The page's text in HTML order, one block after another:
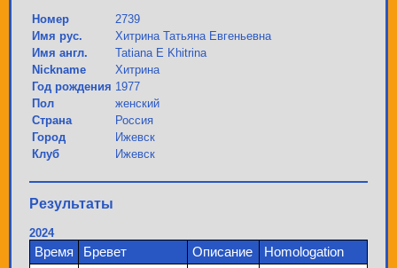
Номер
2739
Имя рус.
Хитрина Татьяна Евгеньевна
Имя англ.
Tatiana E Khitrina
Nickname
Хитрина
Год рождения 1977
Пол
женский
Страна
Россия
Город
Ижевск
Клуб
Ижевск
Результаты
2024
Время Бревет Описание Homologation